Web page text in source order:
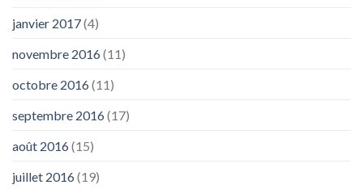
janvier 2017(4)
novembre 2016(11)
octobre 2016(11)
septembre 2016(17)
août 2016(15)
juillet 2016(19)